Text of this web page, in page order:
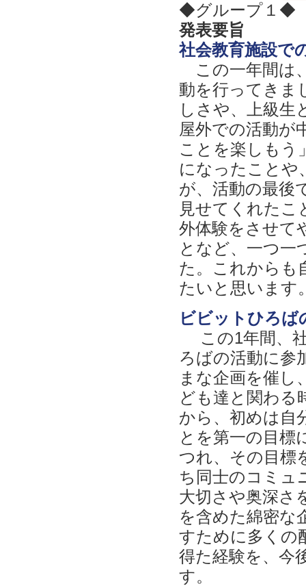
◆グループ１◆
発表要旨
社会教育施設で
この一年間は
動を行ってきま
しさや、上級生
屋外での活動が
ことを楽しもう
になったことや
が、活動の最後
見せてくれたこ
外体験をさせて
となど、一つ一
た。これからも
たいと思います
ビビットひろば
この1年間、社
ろばの活動に参
まな企画を催し
ども達と関わる
から、初めは自
とを第一の目標
つれ、その目標
ち同士のコミュ
大切さや奥深さ
を含めた綿密な
すために多くの
得た経験を、今
す。